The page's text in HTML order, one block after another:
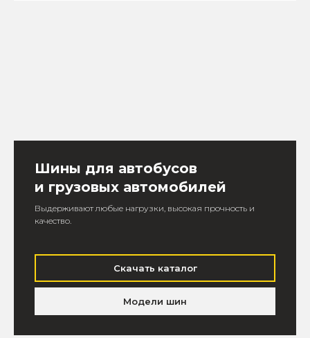
Шины для автобусов
и грузовых автомобилей
Выдерживают любые нагрузки, высокая прочность и
качество.
Скачать каталог
Модели шин